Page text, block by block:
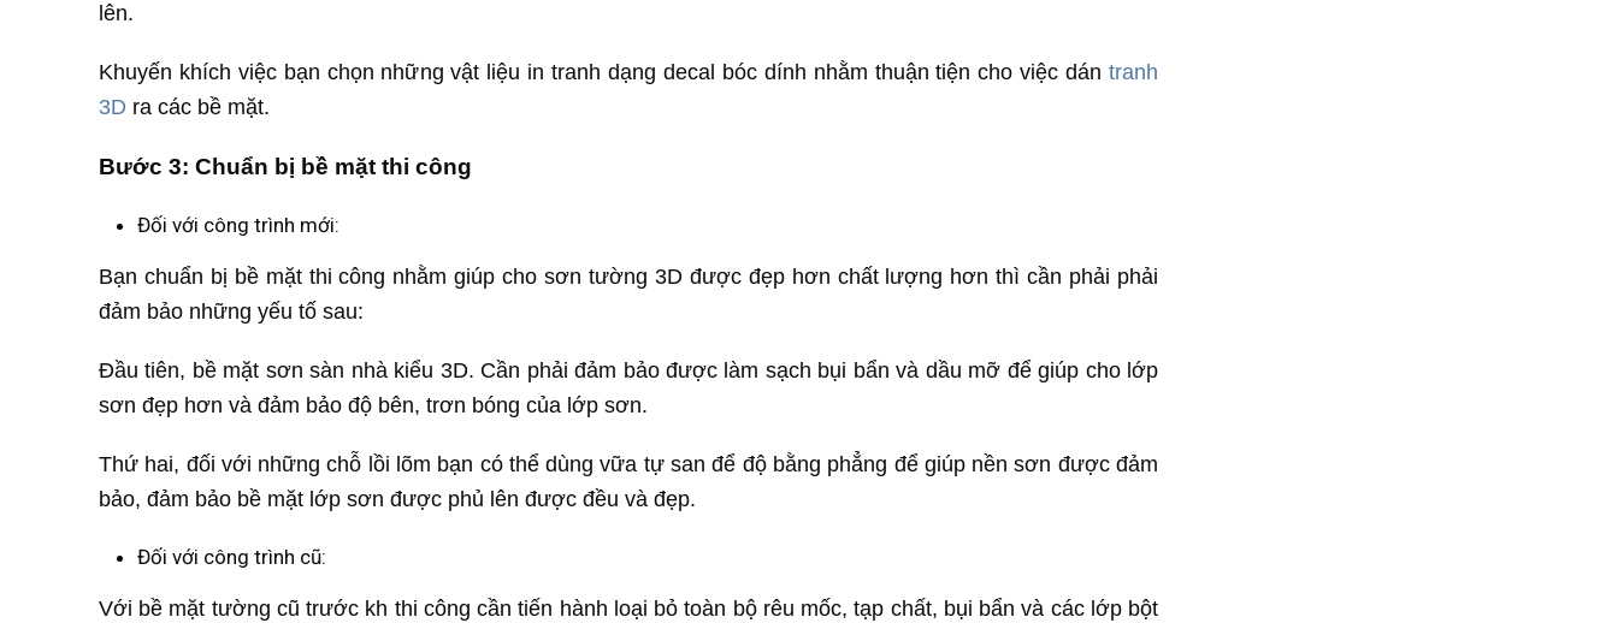
lên.
Khuyến khích việc bạn chọn những vật liệu in tranh dạng decal bóc dính nhằm thuận tiện cho việc dán tranh
3D ra các bề mặt.
Bước 3: Chuẩn bị bề mặt thi công
Đối với công trình mới:
Bạn chuẩn bị bề mặt thi công nhằm giúp cho sơn tường 3D được đẹp hơn chất lượng hơn thì cần phải phải
đảm bảo những yếu tố sau:
Đầu tiên, bề mặt sơn sàn nhà kiểu 3D. Cần phải đảm bảo được làm sạch bụi bẩn và dầu mỡ để giúp cho lớp
sơn đẹp hơn và đảm bảo độ bên, trơn bóng của lớp sơn.
Thứ hai, đối với những chỗ lồi lõm bạn có thể dùng vữa tự san để độ bằng phẳng để giúp nền sơn được đảm
bảo, đảm bảo bề mặt lớp sơn được phủ lên được đều và đẹp.
Đối với công trình cũ:
Với bề mặt tường cũ trước kh thi công cần tiến hành loại bỏ toàn bộ rêu mốc, tạp chất, bụi bẩn và các lớp bột